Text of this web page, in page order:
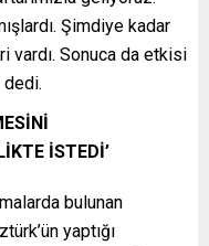
Şimdiye kadar
vardı. Sonuca da etkisi
dedi.
İSTEDİ’
bulunan
yaptığı